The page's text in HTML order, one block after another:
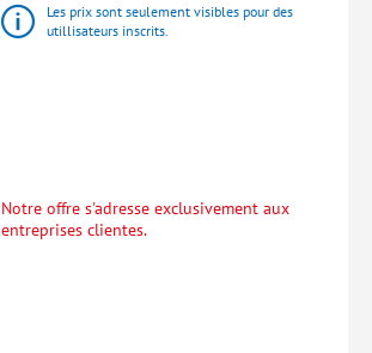
Les prix sont seulement visibles pour des
utillisateurs inscrits.
Notre offre s'adresse exclusivement aux
entreprises clientes.